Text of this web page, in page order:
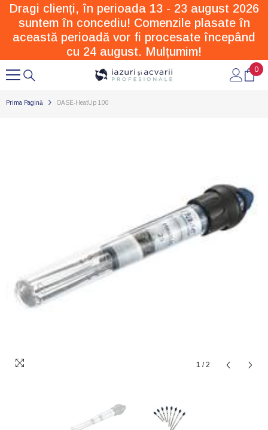
SARI LA CONȚINUT
Dragi clienți, în perioada 13 - 23 august 2026
suntem în concediu! Comenzile plasate în
această perioadă vor fi procesate începând
cu 24 august. Mulțumim!
0
0
Prima Pagină OASE-HeatUp 100
1 / 2